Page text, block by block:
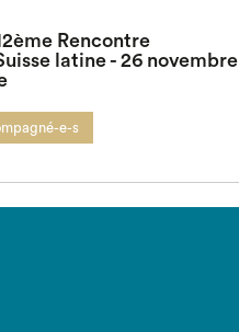
Rencontre
latine - 26 novembre
e-s